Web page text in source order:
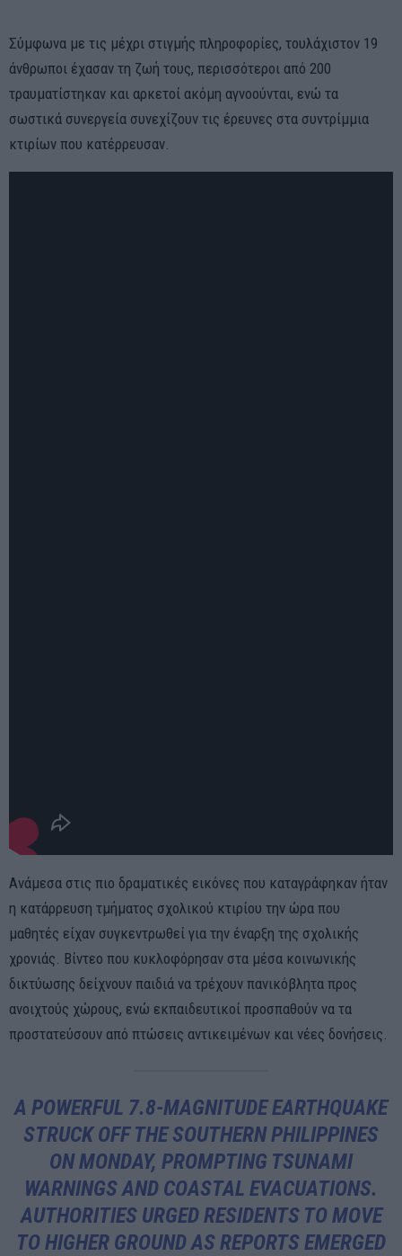
Σύμφωνα με τις μέχρι στιγμής πληροφορίες, τουλάχιστον 19
άνθρωποι έχασαν τη ζωή τους, περισσότεροι από 200
τραυματίστηκαν και αρκετοί ακόμη αγνοούνται, ενώ τα
σωστικά συνεργεία συνεχίζουν τις έρευνες στα συντρίμμια
κτιρίων που κατέρρευσαν.
Ανάμεσα στις πιο δραματικές εικόνες που καταγράφηκαν ήταν
η κατάρρευση τμήματος σχολικού κτιρίου την ώρα που
μαθητές είχαν συγκεντρωθεί για την έναρξη της σχολικής
χρονιάς. Βίντεο που κυκλοφόρησαν στα μέσα κοινωνικής
δικτύωσης δείχνουν παιδιά να τρέχουν πανικόβλητα προς
ανοιχτούς χώρους, ενώ εκπαιδευτικοί προσπαθούν να τα
προστατεύσουν από πτώσεις αντικειμένων και νέες δονήσεις.
A POWERFUL 7.8-MAGNITUDE EARTHQUAKE
STRUCK OFF THE SOUTHERN PHILIPPINES
ON MONDAY, PROMPTING TSUNAMI
WARNINGS AND COASTAL EVACUATIONS.
AUTHORITIES URGED RESIDENTS TO MOVE
TO HIGHER GROUND AS REPORTS EMERGED